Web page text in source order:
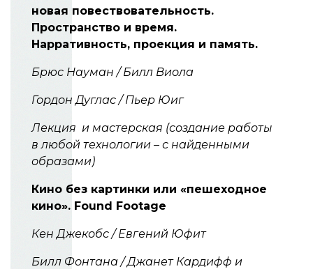
новая повествовательность.
Пространство и время.
Нарративность, проекция и память.
Брюс Науман / Билл Виола
Гордон Дуглас / Пьер Юиг
Лекция и мастерская (создание работы
в любой технологии – с найденными
образами)
Кино без картинки или «пешеходное
кино». Found Footage
Кен Джекобс / Евгений Юфит
Билл Фонтана / Джанет Кардифф и